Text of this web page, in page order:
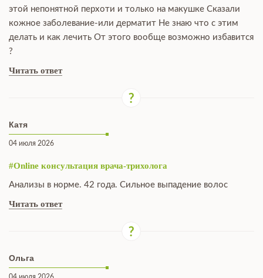
этой непонятной перхоти и только на макушке Сказали
кожное заболевание-или дерматит Не знаю что с этим
делать и как лечить От этого вообще возможно избавится
?
Читать ответ
Катя
04 июля 2026
#Online консультация врача-трихолога
Анализы в норме. 42 года. Сильное выпадение волос
Читать ответ
Ольга